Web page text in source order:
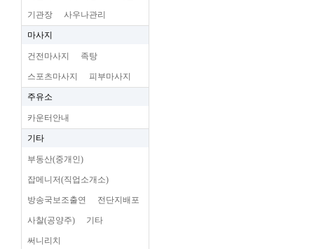
기관장 사우나관리
마사지
건전마사지 족탕
스포츠마사지 피부마사지
주유소
카운터안내
기타
부동산(중개인)
잡메니저(직업소개소)
방송국보조출연 전단지배포
사찰(공양주) 기타
써니리치